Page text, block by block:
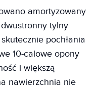
amortyzowany
tylny
pochłania
10-calowe opony
i większą
nawierzchnia nie